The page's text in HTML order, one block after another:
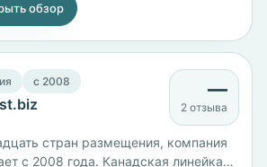
обзор
c 2008 —
2 отзыва
стран размещения, компания
с 2008 года. Канадская линейка